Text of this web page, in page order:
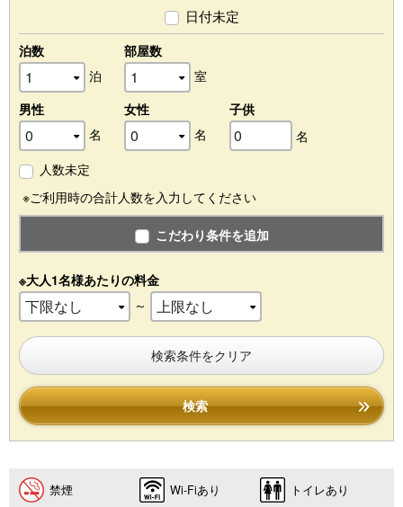
日付未定
泊数
泊
部屋数
室
男性
名
女性
名
子供
名
人数未定
※ご利用時の合計人数を入力してください
こだわり条件を追加
※大人1名様あたりの料金
～
検索条件をクリア
検索
禁煙 Wi-Fiあり トイレあり